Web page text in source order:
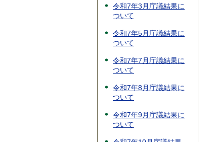
令和7年3月庁議結果に
ついて
令和7年5月庁議結果に
ついて
令和7年7月庁議結果に
ついて
令和7年8月庁議結果に
ついて
令和7年9月庁議結果に
ついて